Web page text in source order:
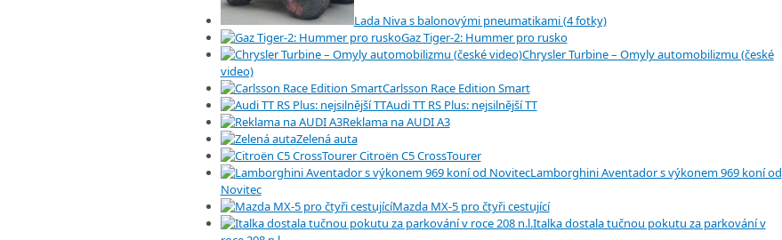
Lada Niva s balonovými pneumatikami (4 fotky)
Gaz Tiger-2: Hummer pro rusko
Chrysler Turbine – Omyly automobilizmu (české
video)
Carlsson Race Edition Smart
Audi TT RS Plus: nejsilnější TT
Reklama na AUDI A3
Zelená auta
Citroën C5 CrossTourer
Lamborghini Aventador s výkonem 969 koní od
Novitec
Mazda MX-5 pro čtyři cestující
Italka dostala tučnou pokutu za parkování v